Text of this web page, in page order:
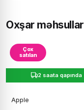
Oxşar məhsullar
Çox
satılan
2 saata qapında
Apple